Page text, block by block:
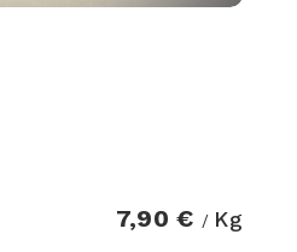
7,90 € / Kg